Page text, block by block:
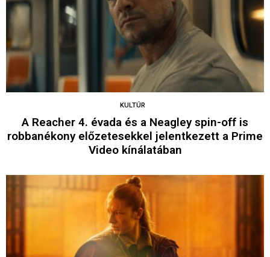
KULTÚR
A Reacher 4. évada és a Neagley spin-off is
robbanékony előzetesekkel jelentkezett a Prime
Video kínálatában